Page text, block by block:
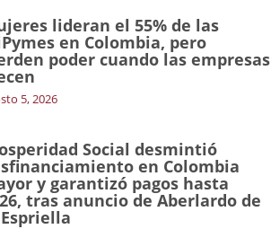
lideran el 55% de las
en Colombia, pero
poder cuando las empresas
5, 2026
Social desmintió
en Colombia
y garantizó pagos hasta
tras anuncio de Aberlardo de